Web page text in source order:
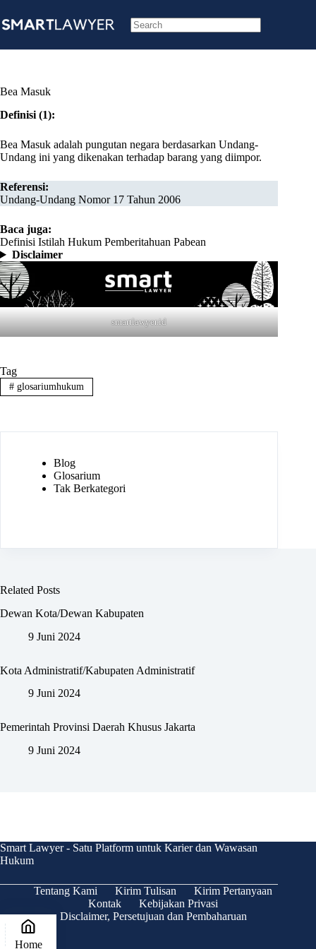
to
content
results
Bea Masuk
Definisi (1):
Bea Masuk adalah pungutan negara berdasarkan Undang-
Undang ini yang dikenakan terhadap barang yang diimpor.
Referensi:
Undang-Undang Nomor 17 Tahun 2006
Baca juga:
Definisi Istilah Hukum Pemberitahuan Pabean
Disclaimer
smartlawyer.id
Tag
#glosariumhukum
Blog
Glosarium
Tak Berkategori
Related Posts
Dewan Kota/Dewan Kabupaten
9 Juni 2024
Kota Administratif/Kabupaten Administratif
9 Juni 2024
Pemerintah Provinsi Daerah Khusus Jakarta
9 Juni 2024
Smart Lawyer - Satu Platform untuk Karier dan Wawasan
Hukum
Tentang Kami Kirim Tulisan
Kirim Pertanyaan
Kontak
Kebijakan Privasi
Disclaimer, Persetujuan dan Pembaharuan
Home